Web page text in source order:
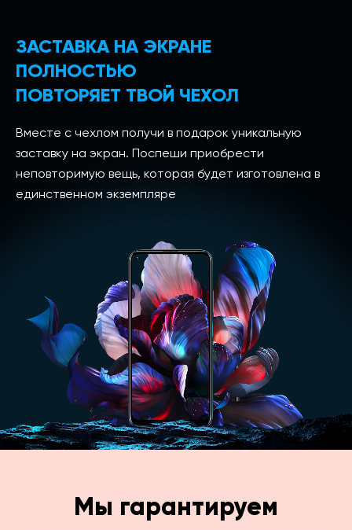
ЗАСТАВКА НА ЭКРАНЕ
ПОЛНОСТЬЮ
ПОВТОРЯЕТ ТВОЙ ЧЕХОЛ
Вместе с чехлом получи в подарок уникальную
заставку на экран. Поспеши приобрести
неповторимую вещь, которая будет изготовлена в
единственном экземпляре
Мы гарантируем